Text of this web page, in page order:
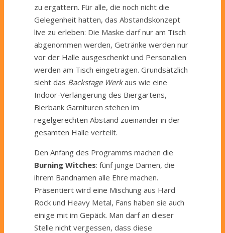
zu ergattern. Für alle, die noch nicht die
Gelegenheit hatten, das Abstandskonzept
live zu erleben: Die Maske darf nur am Tisch
abgenommen werden, Getränke werden nur
vor der Halle ausgeschenkt und Personalien
werden am Tisch eingetragen. Grundsätzlich
sieht das Backstage Werkaus wie eine
Indoor-Verlängerung des Biergartens,
Bierbank Garnituren stehen im
regelgerechten Abstand zueinander in der
gesamten Halle verteilt.
Den Anfang des Programms machen die
Burning Witches: fünf junge Damen, die
ihrem Bandnamen alle Ehre machen.
Präsentiert wird eine Mischung aus Hard
Rock und Heavy Metal, Fans haben sie auch
einige mit im Gepäck. Man darf an dieser
Stelle nicht vergessen, dass diese